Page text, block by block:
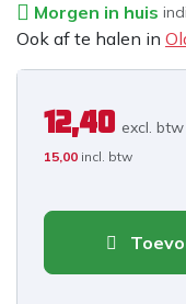
Morgen in huis
Ook af te halen in
12,40 excl. btw
15,00 incl. btw